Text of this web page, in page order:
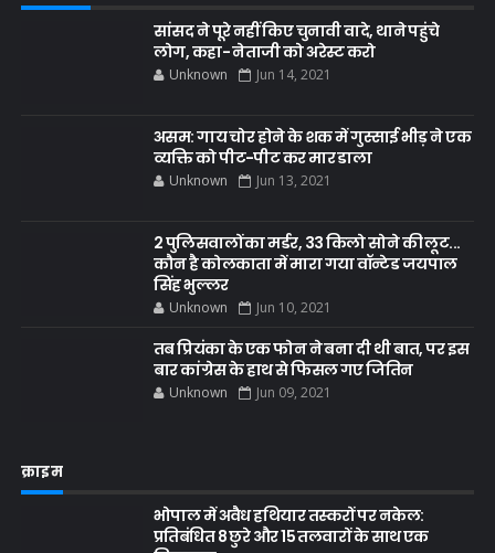
सांसद ने पूरे नहीं किए चुनावी वादे, थाने पहुंचे
लोग, कहा- नेताजी को अरेस्ट करो
Unknown Jun 14, 2021
असम: गाय चोर होने के शक में गुस्साई भीड़ ने एक
व्यक्ति को पीट-पीट कर मार डाला
Unknown Jun 13, 2021
2 पुलिसवालों का मर्डर, 33 किलो सोने की लूट...
कौन है कोलकाता में मारा गया वॉन्टेड जयपाल
सिंह भुल्लर
Unknown Jun 10, 2021
तब प्रियंका के एक फोन ने बना दी थी बात, पर इस
बार कांग्रेस के हाथ से फिसल गए जितिन
Unknown Jun 09, 2021
क्राइम
भोपाल में अवैध हथियार तस्करों पर नकेल:
प्रतिबंधित 8 छुरे और 15 तलवारों के साथ एक